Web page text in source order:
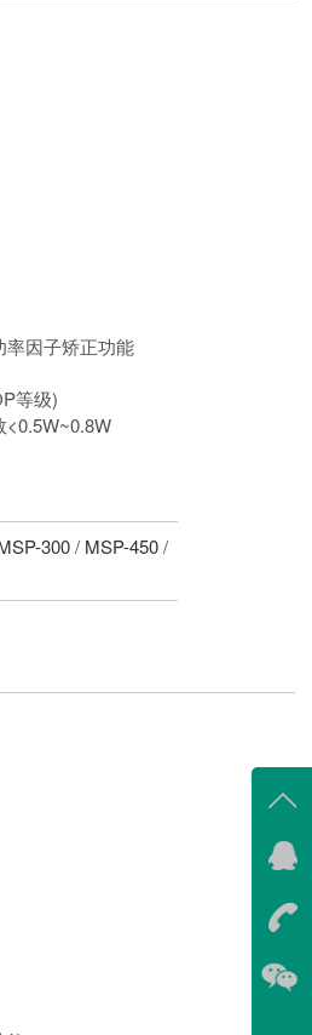
率因子矫正功能
等级)
300/ MSP-450/
在
点我